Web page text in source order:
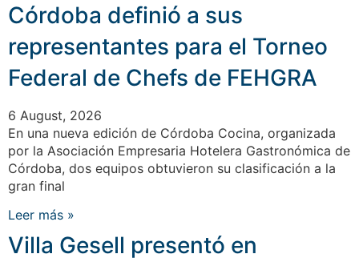
Córdoba definió a sus
representantes para el Torneo
Federal de Chefs de FEHGRA
6 August, 2026
En una nueva edición de Córdoba Cocina, organizada
por la Asociación Empresaria Hotelera Gastronómica de
Córdoba, dos equipos obtuvieron su clasificación a la
gran final
Leer más »
Villa Gesell presentó en